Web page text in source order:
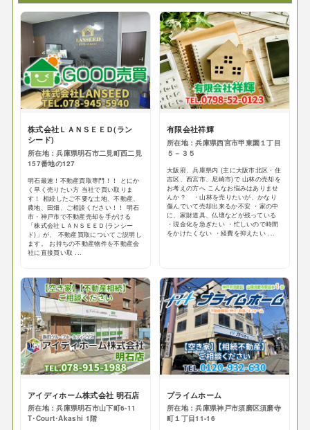
株式会社ＬＡＮＳＥＥＤ(ラン
シード)
所在地：兵庫県明石市二見町西二見
157番地の127
明石最速！不動産買取専門！！ とにか
く早く売りたい方 当社で買い取りま
す！ 相続したご不要な土地、不動産、
農地、田畑、ご相談ください！！ 明石
市・神戸市で不動産売却を手がける
「株式会社ＬＡＮＳＥＥＤ(ランシー
ド)」が、 不動産買取についてご説明し
ます。 お持ちの不動産物件を不動産会
社に直接買い取 ...
有限会社祥輝
所在地：兵庫県西宮市甲東園１丁目
５－３５
大阪府、兵庫県内 (主に大阪市北区・住
吉区、西宮市、尼崎市)で 山林の売却を
お考えの方へ こんなお悩みはありませ
んか？ ・山林を売りたいが、かなり
傷んでいて売却出来るか不安 ・家の中
に、家財道具、仏壇などが残っている
・現金化を急ぎたい ・忙しいので時間
をかけたくない ・経費を抑えたい ...
アイディホーム株式会社 明石店
所在地：兵庫県明石市山下町6-11
T･Court･Akashi 1階
プライムホーム
所在地：兵庫県神戸市須磨区須磨寺
町１丁目11-16